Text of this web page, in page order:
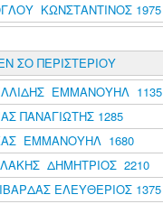
ΚΩΝΣΤΑΝΤΙΝΟΣ 1975
ΣΟ ΠΕΡΙΣΤΕΡΙΟΥ
ΕΜΜΑΝΟΥΗΛ 1135
ΠΑΝΑΓΙΩΤΗΣ 1285
ΕΜΜΑΝΟΥΗΛ 1680
ΔΗΜΗΤΡΙΟΣ 2210
ΕΛΕΥΘΕΡΙΟΣ 1375